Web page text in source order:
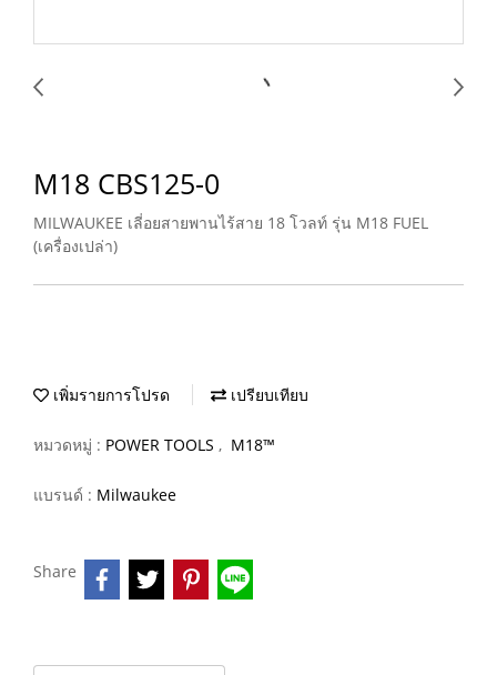
M18 CBS125-0
MILWAUKEE เลี่อยสายพานไร้สาย 18 โวลท์ รุ่น M18 FUEL
(เครื่องเปล่า)
เพิ่มรายการโปรด เปรียบเทียบ
หมวดหมู่ : POWER TOOLS , M18™
แบรนด์ : Milwaukee
Share